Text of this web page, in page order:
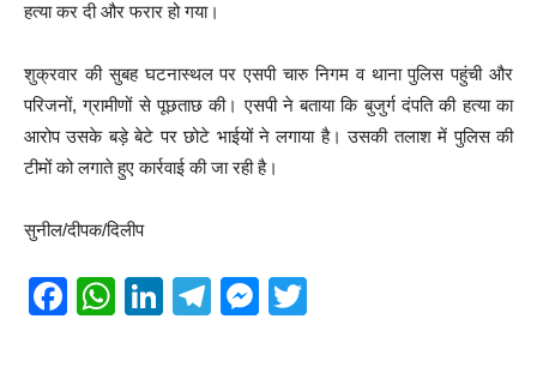
हत्या कर दी और फरार हो गया।
शुक्रवार की सुबह घटनास्थल पर एसपी चारु निगम व थाना पुलिस पहुंची और
परिजनों, ग्रामीणों से पूछताछ की। एसपी ने बताया कि बुजुर्ग दंपति की हत्या का
आरोप उसके बड़े बेटे पर छोटे भाईयों ने लगाया है। उसकी तलाश में पुलिस की
टीमों को लगाते हुए कार्रवाई की जा रही है।
सुनील/दीपक/दिलीप
F
W
Li
T
M